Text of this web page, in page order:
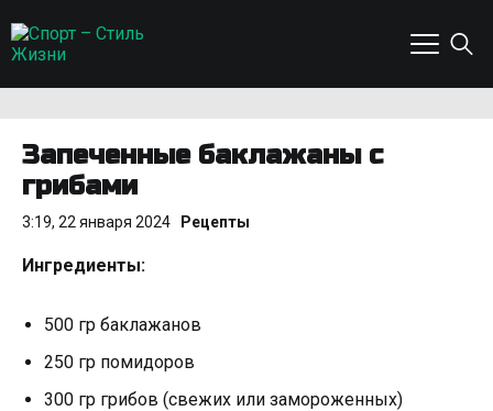
Запеченные баклажаны с
грибами
3:19, 22 января 2024 Рецепты
Ингредиенты:
500 гр баклажанов
250 гр помидоров
300 гр грибов (свежих или замороженных)